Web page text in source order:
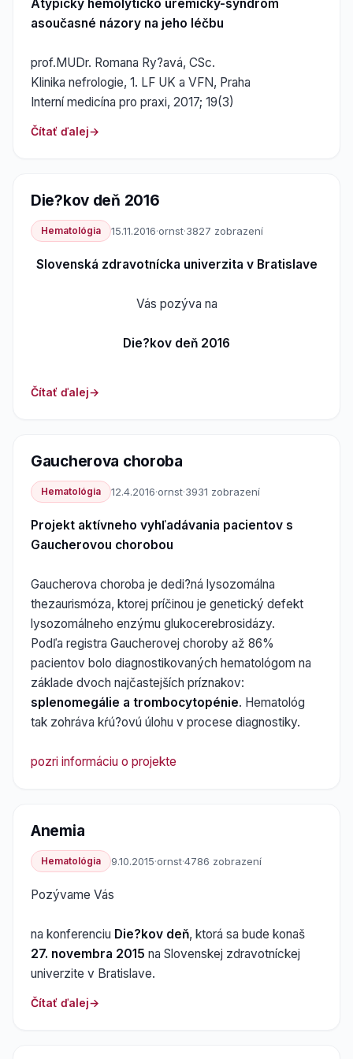
Atypický hemolyticko uremický-syndrom
asoučasné názory na jeho léčbu
prof.MUDr. Romana Ry?avá, CSc.
Klinika nefrologie, 1. LF UK a VFN, Praha
Interní medicína pro praxi, 2017; 19(3)
Čítať ďalej
Die?kov deň 2016
Hematológia 15.11.2016·ornst·3827 zobrazení
Slovenská zdravotnícka univerzita v Bratislave
Vás pozýva na
Die?kov deň 2016
Čítať ďalej
Gaucherova choroba
Hematológia 12.4.2016·ornst·3931 zobrazení
Projekt aktívneho vyhľadávania pacientov s
Gaucherovou chorobou
Gaucherova choroba je dedi?ná lysozomálna
thezaurismóza, ktorej príčinou je genetický defekt
lysozomálneho enzýmu glukocerebrosidázy.
Podľa registra Gaucherovej choroby až 86%
pacientov bolo diagnostikovaných hematológom na
základe dvoch najčastejších príznakov:
splenomegálie a trombocytopénie. Hematológ
tak zohráva kŕú?ovú úlohu v procese diagnostiky.
pozri informáciu o projekte
Anemia
Hematológia 9.10.2015·ornst·4786 zobrazení
Pozývame Vás
na konferenciu Die?kov deň, ktorá sa bude konaš
27. novembra 2015 na Slovenskej zdravotníckej
univerzite v Bratislave.
Čítať ďalej